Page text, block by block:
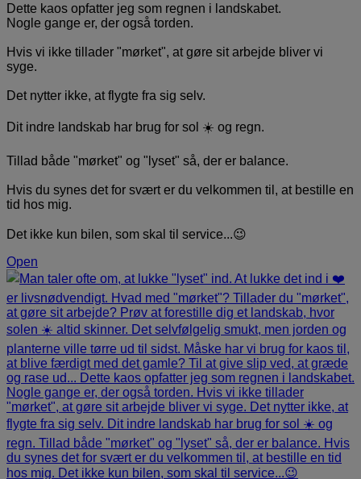
Dette kaos opfatter jeg som regnen i landskabet.
Nogle gange er, der også torden.
Hvis vi ikke tillader "mørket", at gøre sit arbejde bliver vi
syge.
Det nytter ikke, at flygte fra sig selv.
Dit indre landskab har brug for sol ☀️ og regn.
Tillad både "mørket" og "lyset" så, der er balance.
Hvis du synes det for svært er du velkommen til, at bestille en
tid hos mig.
Det ikke kun bilen, som skal til service...😉
Open